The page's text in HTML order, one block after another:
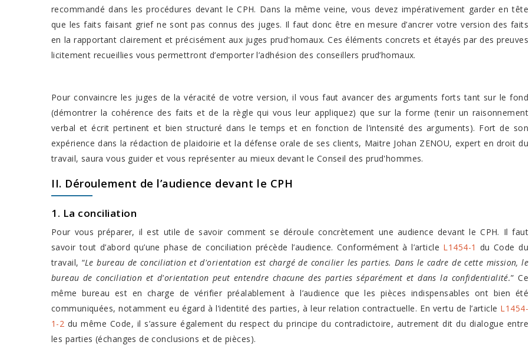
recommandé dans les procédures devant le CPH. Dans la même veine, vous devez impérativement garder en tête
que les faits faisant grief ne sont pas connus des juges. Il faut donc être en mesure d’ancrer votre version des faits
en la rapportant clairement et précisément aux juges prud'homaux. Ces éléments concrets et étayés par des preuves
licitement recueillies vous permettront d’emporter l’adhésion des conseillers prud’homaux.
Pour convaincre les juges de la véracité de votre version, il vous faut avancer des arguments forts tant sur le fond
(démontrer la cohérence des faits et de la règle qui vous leur appliquez) que sur la forme (tenir un raisonnement
verbal et écrit pertinent et bien structuré dans le temps et en fonction de l’intensité des arguments). Fort de son
expérience dans la rédaction de plaidoirie et la défense orale de ses clients, Maitre Johan ZENOU, expert en droit du
travail, saura vous guider et vous représenter au mieux devant le Conseil des prud'hommes.
II. Déroulement de l’audience devant le CPH
1. La conciliation
Pour vous préparer, il est utile de savoir comment se déroule concrètement une audience devant le CPH. Il faut
savoir tout d’abord qu’une phase de conciliation précède l’audience. Conformément à l’article L1454-1 du Code du
travail, “Le bureau de conciliation et d'orientation est chargé de concilier les parties. Dans le cadre de cette mission, le
bureau de conciliation et d'orientation peut entendre chacune des parties séparément et dans la confidentialité.” Ce
même bureau est en charge de vérifier préalablement à l’audience que les pièces indispensables ont bien été
communiquées, notamment eu égard à l’identité des parties, à leur relation contractuelle. En vertu de l’article L1454-
1-2 du même Code, il s’assure également du respect du principe du contradictoire, autrement dit du dialogue entre
les parties (échanges de conclusions et de pièces).